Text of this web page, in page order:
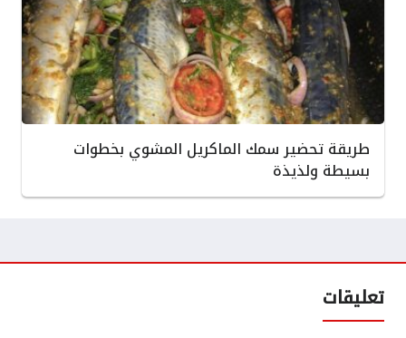
طريقة تحضير سمك الماكريل المشوي بخطوات
بسيطة ولذيذة
تعليقات